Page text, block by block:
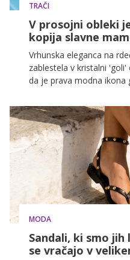
TRAČI
V prosojni obleki
kopija slavne
Vrhunska eleganca na
zablestela v kristalni
da je prava modna ikona
MODA
Sandali, ki smo jih
se vračajo v